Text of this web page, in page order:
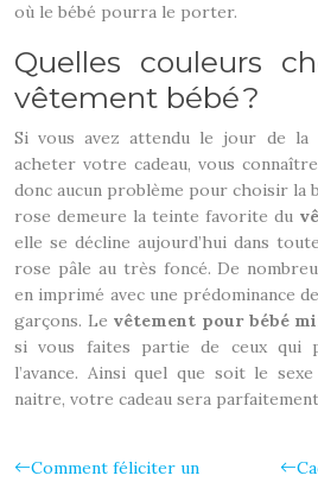
où le bébé pourra le porter.
Quelles couleurs
vêtement bébé ?
Si vous avez attendu le jour de la
acheter votre cadeau, vous
donc aucun problème pour choisir la
rose demeure la teinte favorite du
elle se décline aujourd’hui dans
rose pâle au très foncé. De
en imprimé avec une prédominance
garçons. Le vêtement pour bébé
si vous faites partie de ceux qui
l’avance. Ainsi quel que soit le
naitre, votre cadeau sera
Comment féliciter un